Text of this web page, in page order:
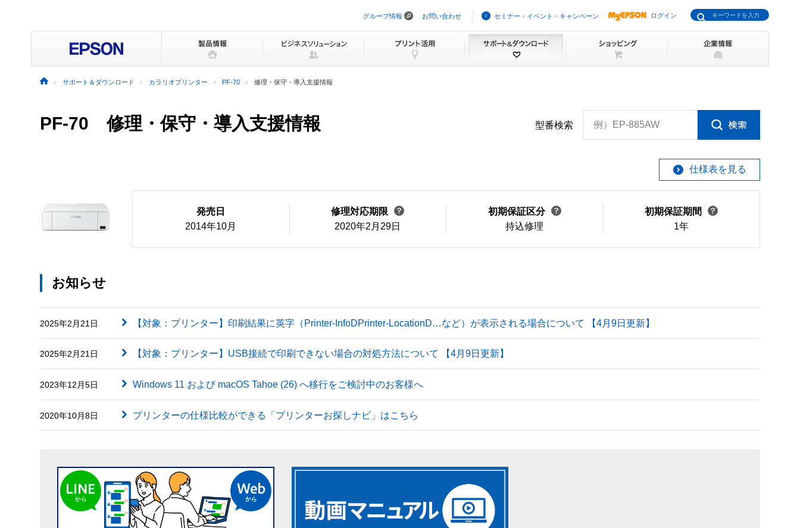
ビ
ョ
グループ情報 お問い合わせ セミナー・イベント・キャンペーン ログイン
サポート＆ダウンロード カラリオプリンター PF-70 修理・保守・導入支援情報
PF-70 修理・保守・導入支援情報 型番検索 例）EP-885AW
仕様表を見る
発売日
2014年10月
修理対応期限
2020年2月29日
初期保証区分
持込修理
初期保証期間
1年
お知らせ
2025年2月21日 【対象：プリンター】印刷結果に英字（Printer-InfoDPrinter-LocationD…など）が表示される場合について 【4月9日更新】
2025年2月21日 【対象：プリンター】USB接続で印刷できない場合の対処方法について 【4月9日更新】
2023年12月5日 Windows 11 および macOS Tahoe (26) へ移行をご検討中のお客様へ
2020年10月8日 プリンターの仕様比較ができる「プリンターお探しナビ」はこちら